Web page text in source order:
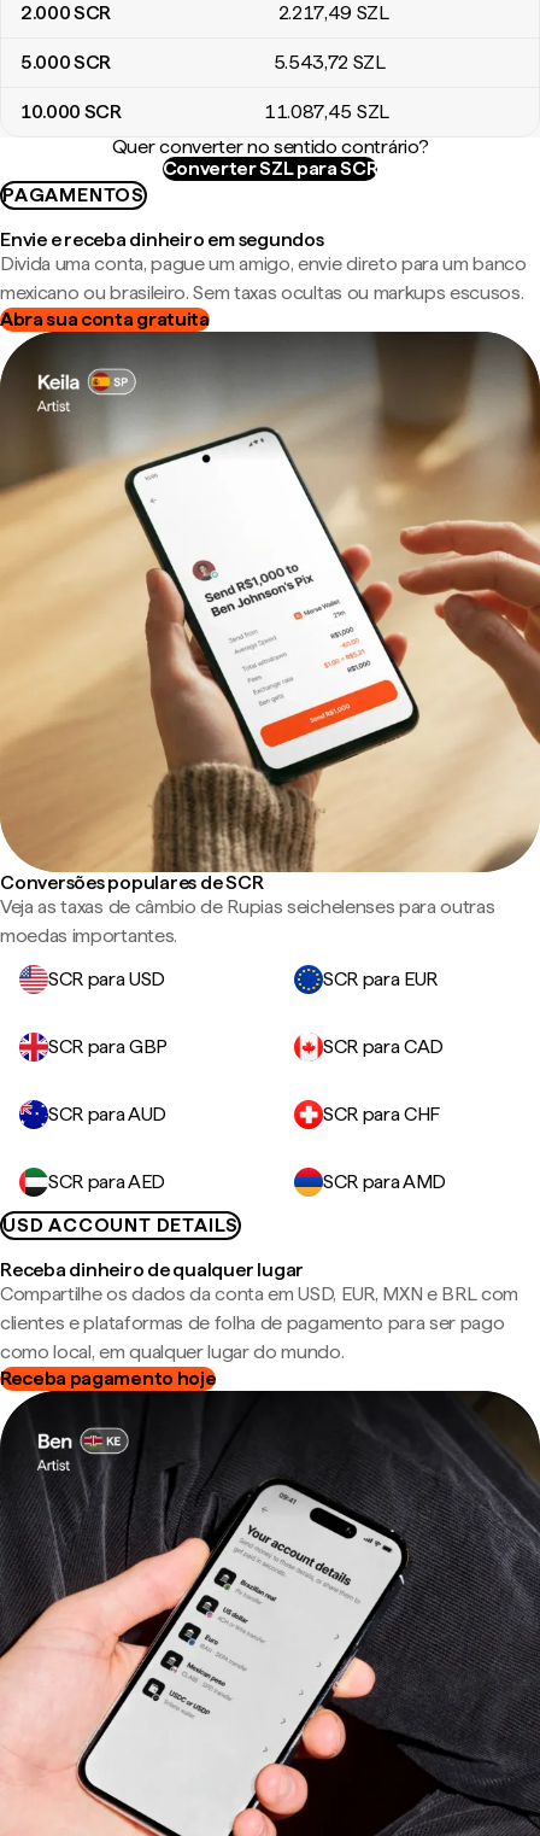
2.000SCR 2.217,49 SZL
5.000SCR 5.543,72 SZL
10.000 SCR 11.087,45 SZL
Quer converter no sentido contrário?
Converter SZL para SCR
PAGAMENTOS
Envie e receba dinheiro em segundos
Divida uma conta, pague um amigo, envie direto para um banco
mexicano ou brasileiro. Sem taxas ocultas ou markups escusos.
Abra sua conta gratuita
Conversões populares de SCR
Veja as taxas de câmbio de Rupias seichelenses para outras
moedas importantes.
SCR para USD
SCR para EUR
SCR para GBP SCR para CAD
SCR para AUD SCR para CHF
SCR para AED
SCR para AMD
USD ACCOUNT DETAILS
Receba dinheiro de qualquer lugar
Compartilhe os dados da conta em USD, EUR, MXN e BRL com
clientes e plataformas de folha de pagamento para ser pago
como local, em qualquer lugar do mundo.
Receba pagamento hoje